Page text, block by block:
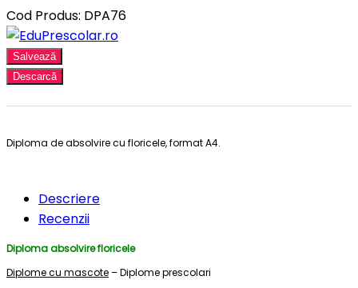
Cod Produs: DPA76
Salvează
Descarcă
Diploma de absolvire cu floricele, format A4.
Descriere
Recenzii
Diploma absolvire floricele
Diplome cu mascote– Diplome prescolari